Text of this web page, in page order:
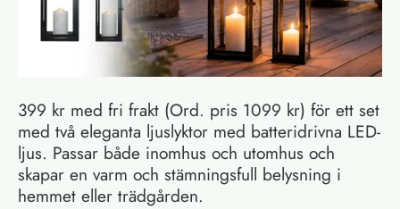
399 kr med fri frakt (Ord. pris 1099 kr) för ett set
med två eleganta ljuslyktor med batteridrivna LED-
ljus. Passar både inomhus och utomhus och
skapar en varm och stämningsfull belysning i
hemmet eller trädgården.